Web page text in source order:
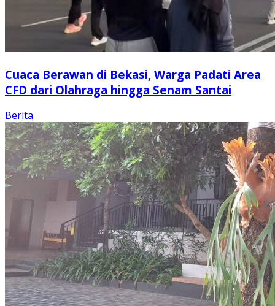
Cuaca Berawan di Bekasi, Warga Padati Area
CFD dari Olahraga hingga Senam Santai
Berita